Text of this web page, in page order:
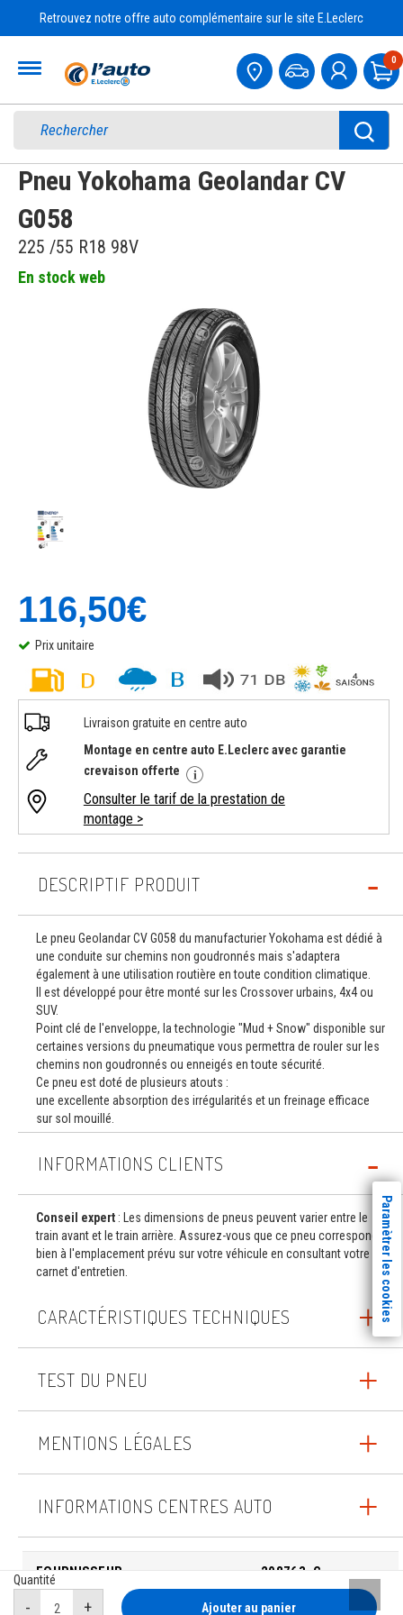
Retrouvez notre offre auto complémentaire sur le site E.Leclerc
0
Pneu Yokohama Geolandar CV
G058
225 /55 R18 98V
En stock web
116,50€
Prix unitaire
Quantité
Ajouter au panier
Livraison gratuite en centre auto
Montage en centre auto E.Leclerc avec garantie
crevaison offerte
Consulter le tarif de la prestation de
montage >
DESCRIPTIF PRODUIT
Le pneu Geolandar CV G058 du manufacturier Yokohama est dédié à
une conduite sur chemins non goudronnés mais s'adaptera
également à une utilisation routière en toute condition climatique.
Il est développé pour être monté sur les Crossover urbains, 4x4 ou
SUV.
Point clé de l'enveloppe, la technologie "Mud + Snow" disponible sur
certaines versions du pneumatique vous permettra de rouler sur les
chemins non goudronnés ou enneigés en toute sécurité.
Ce pneu est doté de plusieurs atouts :
une excellente absorption des irrégularités et un freinage efficace
sur sol mouillé.
INFORMATIONS CLIENTS
Conseil expert : Les dimensions de pneus peuvent varier entre le
train avant et le train arrière. Assurez-vous que ce pneu correspond
bien à l'emplacement prévu sur votre véhicule en consultant votre
carnet d'entretien.
CARACTÉRISTIQUES TECHNIQUES
TEST DU PNEU
MENTIONS LÉGALES
INFORMATIONS CENTRES AUTO
FOURNISSEUR 208763_C
Paramètrer les cookies